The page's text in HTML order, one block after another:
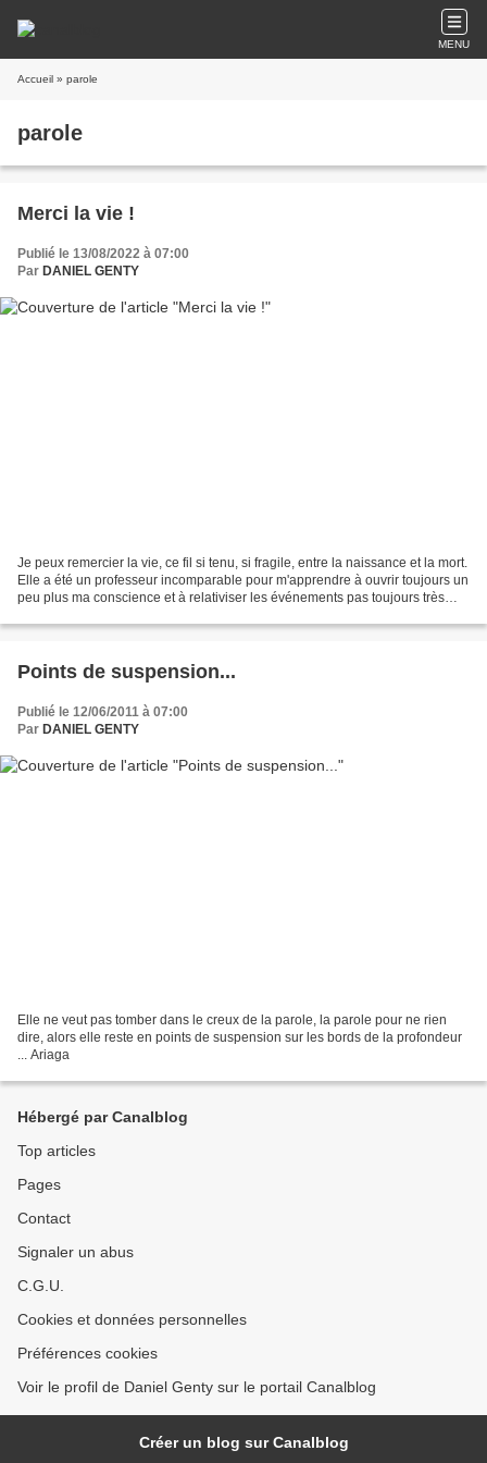
MENU
Accueil » parole
parole
Merci la vie !
Publié le 13/08/2022 à 07:00
Par DANIEL GENTY
Je peux remercier la vie, ce fil si tenu, si fragile, entre la naissance et la mort.
Elle a été un professeur incomparable pour m'apprendre à ouvrir toujours un
peu plus ma conscience et à relativiser les événements pas toujours très
Points de suspension...
Publié le 12/06/2011 à 07:00
Par DANIEL GENTY
Elle ne veut pas tomber dans le creux de la parole, la parole pour ne rien
dire, alors elle reste en points de suspension sur les bords de la profondeur
... Ariaga
Hébergé par Canalblog
Top articles
Pages
Contact
Signaler un abus
C.G.U.
Cookies et données personnelles
Préférences cookies
Voir le profil de Daniel Genty sur le portail Canalblog
Créer un blog sur Canalblog